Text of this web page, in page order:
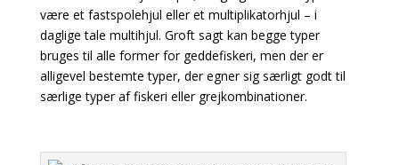
være et fastspolehjul eller et multiplikatorhjul – i
daglige tale multihjul. Groft sagt kan begge typer
bruges til alle former for geddefiskeri, men der er
alligevel bestemte typer, der egner sig særligt godt til
særlige typer af fiskeri eller grejkombinationer.